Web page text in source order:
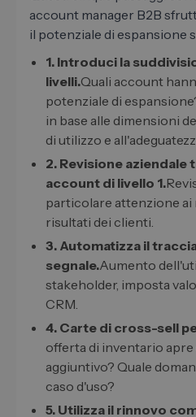
account manager B2B
il potenziale di espansione
1. Introduci la
livelli.Quali account
potenziale di
in base alle dimensioni
di utilizzo e
2. Revisione aziendale
account di livello 1.
particolare attenzione ai
risultati dei clienti.
3. Automatizza il
segnale.Aumento
stakeholder, imposta
CRM.
4. Carte di cross-sell
offerta di inventario apre
aggiuntivo? Quale
caso d'uso?
5. Utilizza il rinnovo